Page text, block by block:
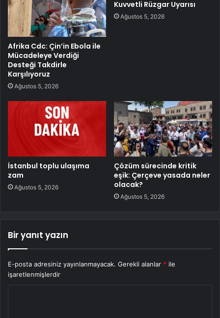
Afrika Cdc: Çin’in Ebola ile
Mücadeleye Verdiği
Desteği Takdirle
Karşılıyoruz
Ağustos 5, 2026
Kuvvetli Rüzgar Uyarısı
Ağustos 5, 2026
İstanbul toplu ulaşıma
zam
Ağustos 5, 2026
Çözüm sürecinde kritik
eşik: Çerçeve yasada neler
olacak?
Ağustos 5, 2026
Bir yanıt yazın
E-posta adresiniz yayınlanmayacak. Gerekli alanlar * ile
işaretlenmişlerdir